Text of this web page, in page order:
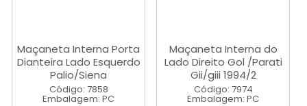
Maçaneta Interna Porta
Dianteira Lado Esquerdo
Palio/Siena
Código: 7858
Embalagem: PC
Maçaneta Interna do
Lado Direito Gol /Parati
Gii/giii 1994/2
Código: 7974
Embalagem: PC